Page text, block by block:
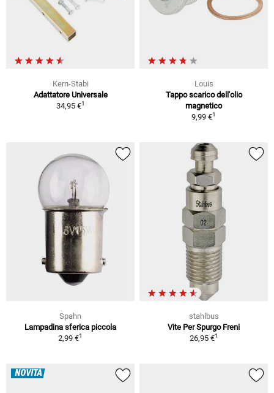
Kern-Stabi
Adattatore Universale
34,95 €1
Louis
Tappo scarico dell'olio
magnetico
9,99 €1
Spahn
Lampadina sferica piccola
2,99 €1
stahlbus
Vite Per Spurgo Freni
26,95 €1
NOVITÀ